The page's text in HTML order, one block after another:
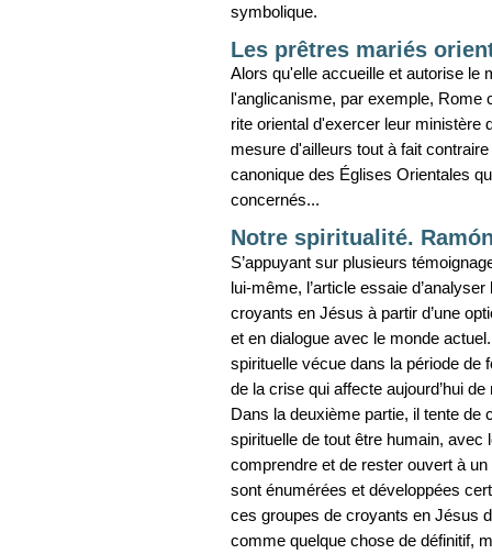
symbolique.
Les prêtres mariés
Alors qu'elle accueille et autorise le
l'anglicanisme, par exemple, Rome
rite oriental d'exercer leur ministère
mesure d'ailleurs tout à fait
canonique des Églises Orientales
concernés...
Notre spiritualité.
S’appuyant sur plusieurs
lui-même, l’article essaie
croyants en Jésus à partir d’une
et en dialogue avec le monde
spirituelle vécue dans la période de
de la crise qui affecte aujourd’hui
Dans la deuxième partie, il tente de
spirituelle de tout être humain,
comprendre et de rester ouvert à
sont énumérées et développées
ces groupes de croyants en Jésus
comme quelque chose de définitif,